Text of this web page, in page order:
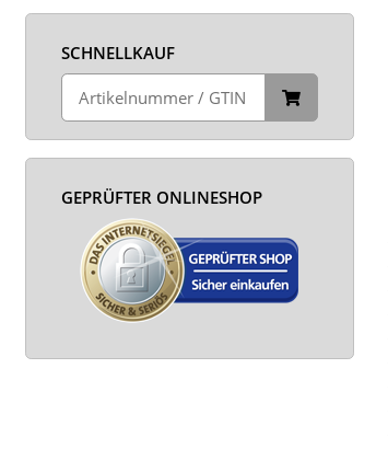
SCHNELLKAUF
GEPRÜFTER ONLINESHOP